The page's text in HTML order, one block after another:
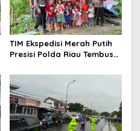
TIM Ekspedisi Merah Putih
Presisi Polda Riau Tembus
Kobarkan Semangat Merah
Putih Hadirkan Kepedulian
Nyata untuk Negeri